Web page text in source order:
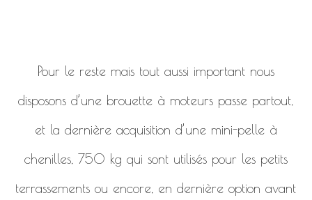
Pour le reste mais tout aussi important nous
disposons d’une brouette à moteurs passe partout,
et la dernière acquisition d’une mini-pelle à
chenilles, 750 kg qui sont utilisés pour les petits
terrassements ou encore, en dernière option avant